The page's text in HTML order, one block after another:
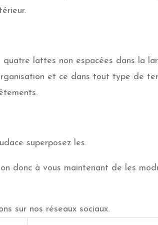
lattes non espacées dans la
et ce dans tout type de
superposez les.
donc à vous maintenant de les
sur nos réseaux sociaux.